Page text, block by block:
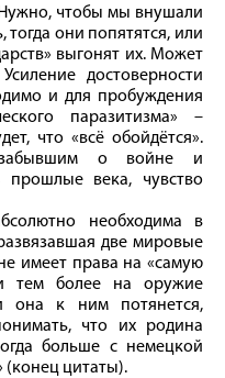
чтобы мы внушали
они попятятся, или
выгонят их. Может
достоверности
и для пробуждения
паразитизма» –
что «всё обойдётся».
о войне и
прошлые века, чувство
необходима в
две мировые
имеет права на «самую
тем более на оружие
она к ним потянется,
что их родина
больше с немецкой
(конец цитаты).